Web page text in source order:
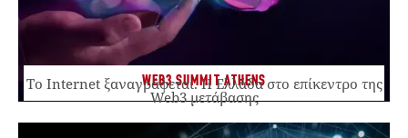
WEB3 SUMMIT ATHENS
Το Internet ξαναγράφεται. Η Ελλάδα στο επίκεντρο της
Web3 μετάβασης